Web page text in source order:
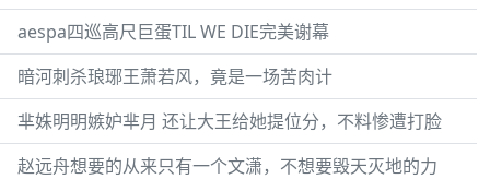
aespa四巡高尺巨蛋TIL WE DIE完美谢幕
暗河刺杀琅琊王萧若风，竟是一场苦肉计
芈姝明明嫉妒芈月 还让大王给她提位分，不料惨遭打脸
赵远舟想要的从来只有一个文潇，不想要毁天灭地的力